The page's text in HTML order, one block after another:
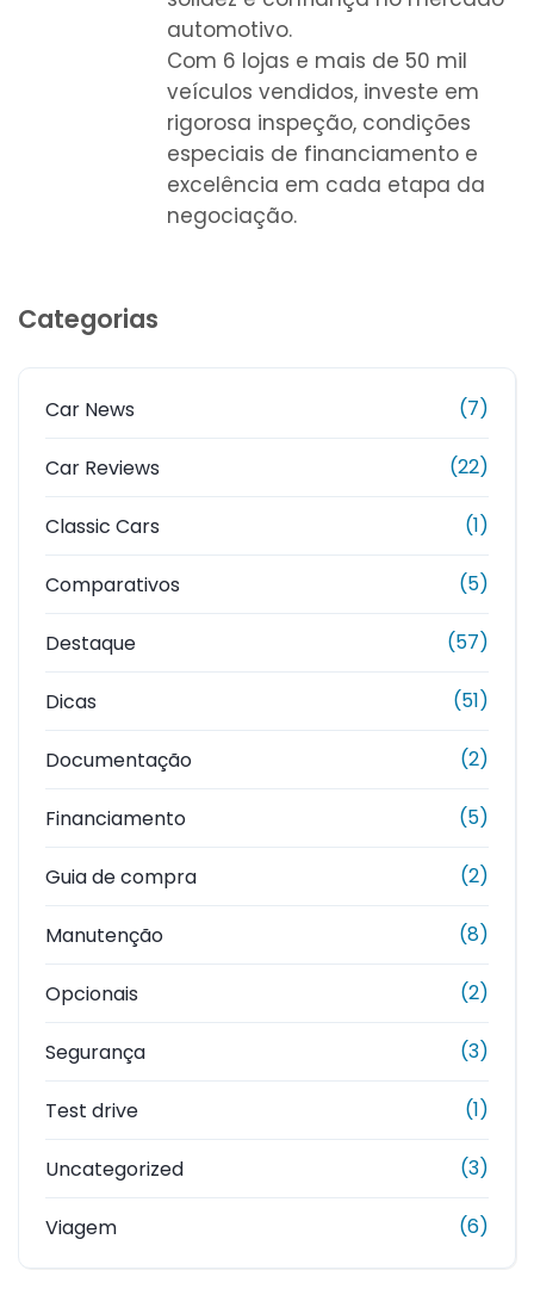
automotivo.
Com 6 lojas e mais de 50 mil
veículos vendidos, investe em
rigorosa inspeção, condições
especiais de financiamento e
excelência em cada etapa da
negociação.
Categorias
Car News (7)
Car Reviews (22)
Classic Cars (1)
Comparativos (5)
Destaque (57)
Dicas (51)
Documentação (2)
Financiamento (5)
Guia de compra (2)
Manutenção (8)
Opcionais (2)
Segurança (3)
Test drive (1)
Uncategorized (3)
Viagem (6)